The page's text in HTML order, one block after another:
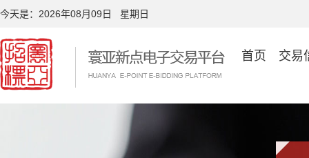
今天是： 2026年08月09日 星期日
首页 交易